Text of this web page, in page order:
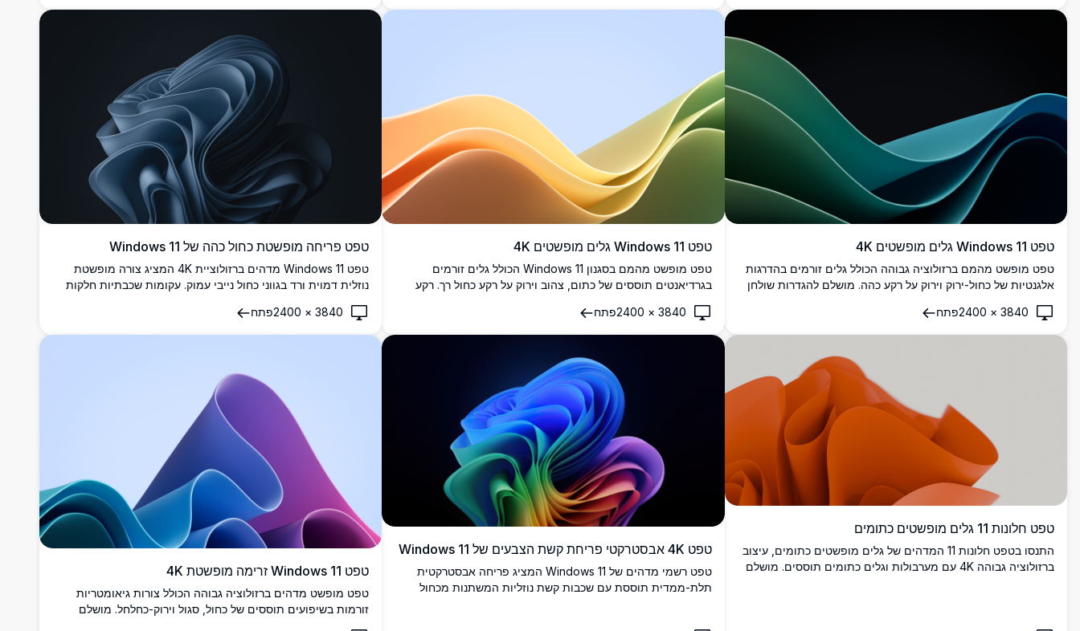
טפט Windows 11 גלים מופשטים 4K
טפט מופשט מהמם ברזולוציה גבוהה הכולל גלים זורמים בהדרגות
אלגנטיות של כחול-ירוק וירוק על רקע כהה. מושלם להגדרות שולחן
ומשיכה עכשווית.
3840
×
2400פתח
טפט Windows 11 גלים מופשטים 4K
טפט מופשט מהמם בסגנון Windows 11 הכולל גלים זורמים
בגרדיאנטים תוססים של כתום, צהוב וירוק על רקע כחול רך. רקע
ומודרניים הלוכדים את המהות של אסתטיקה דיגיטלית עכשווית.
3840
×
2400פתח
טפט פריחה מופשטת כחול כהה של Windows 11
טפט Windows 11 מדהים ברזולוציית 4K המציג צורה מופשטת
נוזלית דמוית ורד בגווני כחול נייבי עמוק. עקומות שכבתיות חלקות
אלגנטי.3840
×
2400פתח
טפט חלונות 11 גלים מופשטים כתומים
התנסו בטפט חלונות 11 המדהים של גלים מופשטים כתומים, עיצוב
ברזולוציה גבוהה 4K עם מערבולות וגלים כתומים תוססים. מושלם
טפט 4K אבסטרקטי פריחת קשת הצבעים של Windows 11
טפט רשמי מדהים של Windows 11 המציג פריחה אבסטרקטית
תלת-ממדית תוססת עם שכבות קשת נוזליות המשתנות מכחול
טפט Windows 11 זרימה מופשטת 4K
טפט מופשט מדהים ברזולוציה גבוהה הכולל צורות גיאומטריות
זורמות בשיפועים תוססים של כחול, סגול וירוק-כחלחל. מושלם